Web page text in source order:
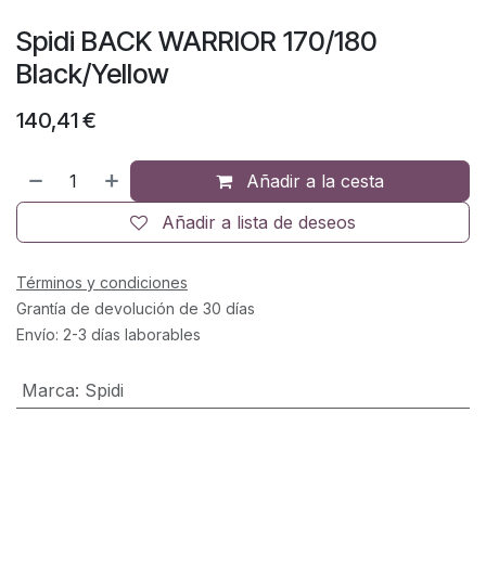
Spidi BACK WARRIOR 170/180
Black/Yellow
140,41€
Añadir a la cesta
Añadir a lista de deseos
Términos y condiciones
Grantía de devolución de 30 días
Envío: 2-3 días laborables
Marca: Spidi